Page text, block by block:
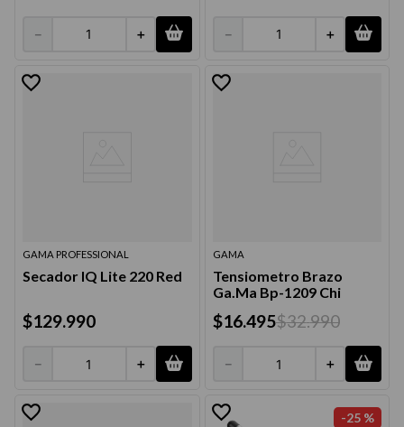
＋
－ ＋
－
GAMA PROFESSIONAL
Secador IQ Lite 220 Red
$129.990
＋
－
GAMA
Tensiometro Brazo
Ga.Ma Bp-1209 Chi
$16.495$32.990
＋
－
-25 %